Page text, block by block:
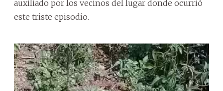
auxiliado por los vecinos del lugar donde ocurrió
este triste episodio.